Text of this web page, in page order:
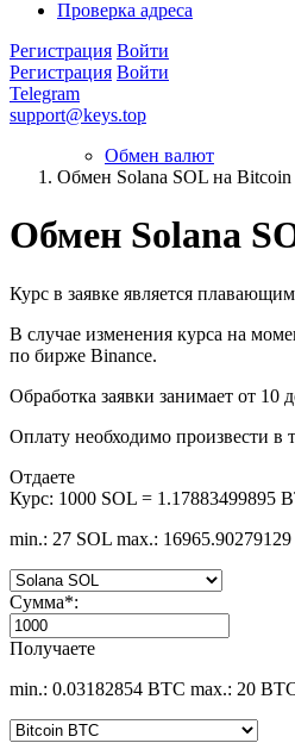
Проверка адреса
Регистрация Войти
Регистрация Войти
Telegram
support@keys.top
Обмен валют
Обмен Solana SOL на
Обмен Solana
Курс в заявке является
В случае изменения курса на
по бирже Binance.
Обработка заявки занимает от 10
Оплату необходимо произвести в
Отдаете
Курс: 1000 SOL = 1.17883499895
min.: 27 SOL max.:
Сумма*:
Получаете
min.: 0.03182854 BTC max.: 20